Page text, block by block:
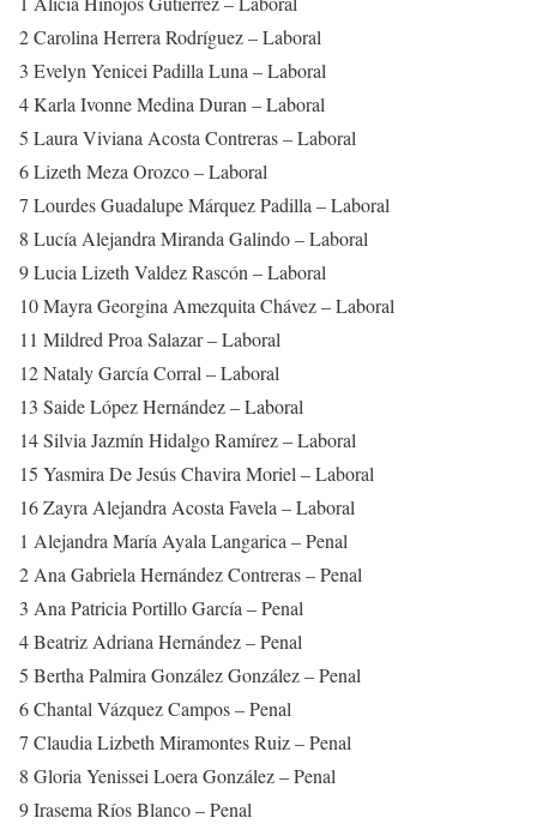
2 Carolina Herrera Rodríguez – Laboral
3 Evelyn Yenicei Padilla Luna – Laboral
4 Karla Ivonne Medina Duran – Laboral
5 Laura Viviana Acosta Contreras – Laboral
6 Lizeth Meza Orozco – Laboral
7 Lourdes Guadalupe Márquez Padilla – Laboral
8 Lucía Alejandra Miranda Galindo – Laboral
9 Lucia Lizeth Valdez Rascón – Laboral
10 Mayra Georgina Amezquita Chávez – Laboral
11 Mildred Proa Salazar – Laboral
12 Nataly García Corral – Laboral
13 Saide López Hernández – Laboral
14 Silvia Jazmín Hidalgo Ramírez – Laboral
15 Yasmira De Jesús Chavira Moriel – Laboral
16 Zayra Alejandra Acosta Favela – Laboral
1 Alejandra María Ayala Langarica – Penal
2 Ana Gabriela Hernández Contreras – Penal
3 Ana Patricia Portillo García – Penal
4 Beatriz Adriana Hernández – Penal
5 Bertha Palmira González González – Penal
6 Chantal Vázquez Campos – Penal
7 Claudia Lizbeth Miramontes Ruiz – Penal
8 Gloria Yenissei Loera González – Penal
9 Irasema Ríos Blanco – Penal